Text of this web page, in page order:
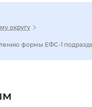
отображения
округу
формы ЕФС-1